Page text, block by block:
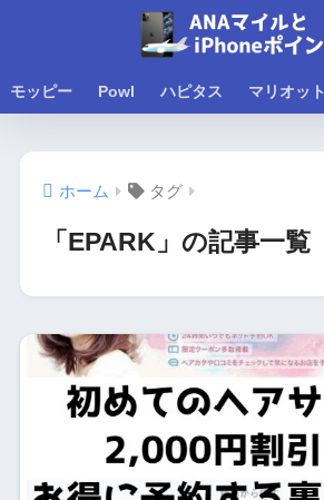
モッピー Powl ハピタス マリオット
ホーム タグ
「EPARK」の記事一覧